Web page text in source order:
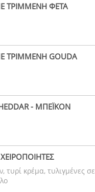
ΤΡΙΜΜΕΝΗ ΦΕΤΑ
ΤΡΙΜΜΕΝΗ GOUDA
- ΜΠΕΪΚΟΝ
τυρί κρέμα, τυλιγμένες σε